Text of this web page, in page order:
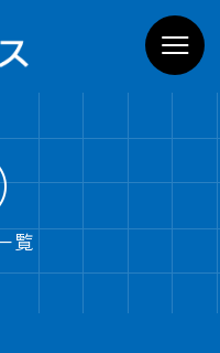
ガス機器
覧
までの流れ
ショールームPregoを
覧